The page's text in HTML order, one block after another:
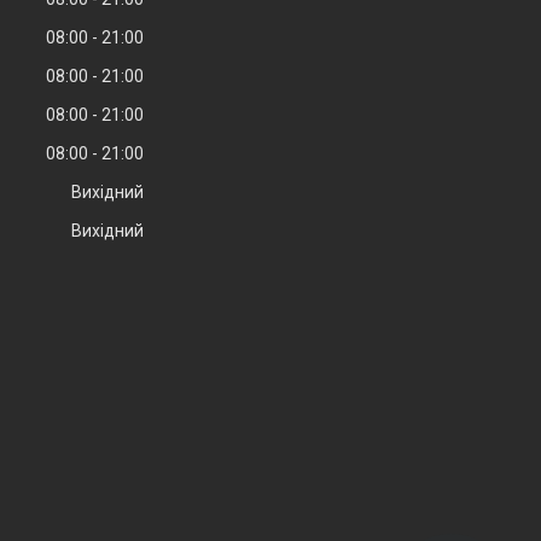
08:00
21:00
08:00
21:00
08:00
21:00
08:00
21:00
Вихідний
Вихідний